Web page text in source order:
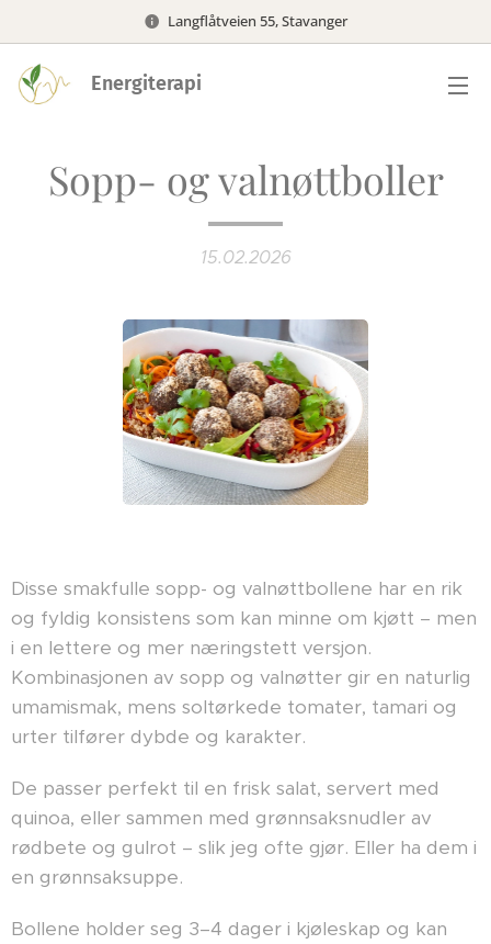
Langflåtveien 55, Stavanger
Energiterapi
Sopp- og valnøttboller
15.02.2026
Disse smakfulle sopp- og valnøttbollene har en rik
og fyldig konsistens som kan minne om kjøtt – men
i en lettere og mer næringstett versjon.
Kombinasjonen av sopp og valnøtter gir en naturlig
umamismak, mens soltørkede tomater, tamari og
urter tilfører dybde og karakter.
De passer perfekt til en frisk salat, servert med
quinoa, eller sammen med grønnsaksnudler av
rødbete og gulrot – slik jeg ofte gjør. Eller ha dem i
en grønnsaksuppe.
Bollene holder seg 3–4 dager i kjøleskap og kan